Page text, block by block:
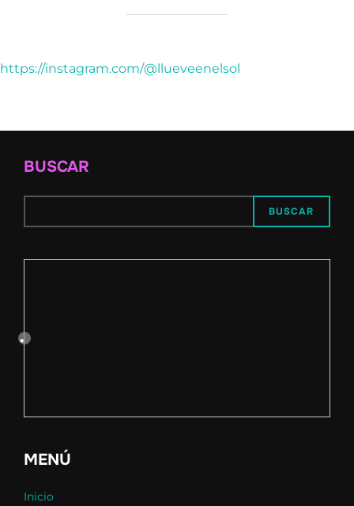
https://instagram.com/@llueveenelsol
BUSCAR
BUSCAR
MENÚ
Inicio